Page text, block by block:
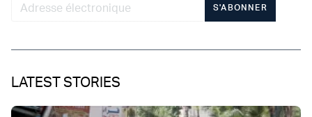
S'ABONNER
LATEST STORIES